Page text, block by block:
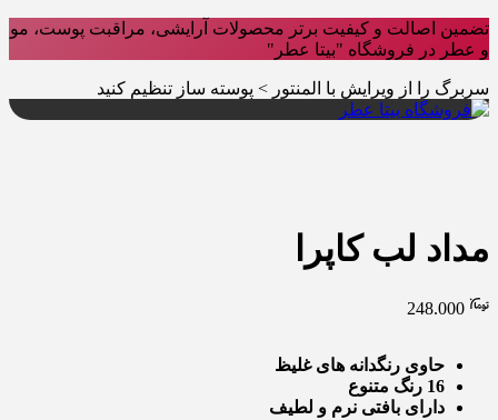
تضمین اصالت و کیفیت برتر محصولات آرایشی، مراقبت پوست، مو
و عطر در فروشگاه "بیتا عطر"
سربرگ را از ویرایش با المنتور > پوسته ساز تنظیم کنید
مداد لب کاپرا
248.000
حاوی رنگدانه های غلیظ
16 رنگ متنوع
دارای بافتی نرم و لطیف